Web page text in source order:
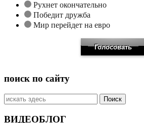
Рухнет окончательно
Победит дружба
Мир перейдет на евро
поиск по сайту
Искать:
ВИДЕОБЛОГ